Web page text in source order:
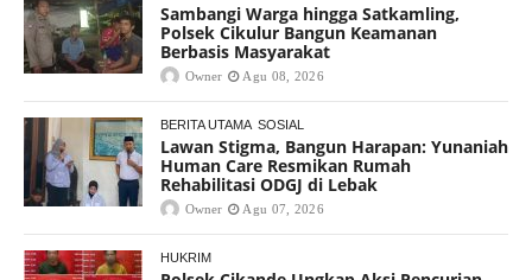
Sambangi Warga hingga Satkamling,
Polsek Cikulur Bangun Keamanan
Berbasis Masyarakat
Owner Agu 08, 2026
BERITA UTAMA SOSIAL
Lawan Stigma, Bangun Harapan: Yunaniah
Human Care Resmikan Rumah
Rehabilitasi ODGJ di Lebak
Owner Agu 07, 2026
HUKRIM